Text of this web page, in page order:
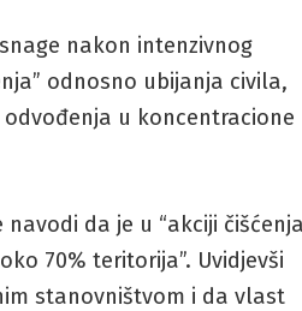
nakon intenzivnog
odnosno ubijanja civila,
u koncentracione
navodi da je u “akciji
70% teritorija”. Uvidjevši
stanovništvom i da vlast